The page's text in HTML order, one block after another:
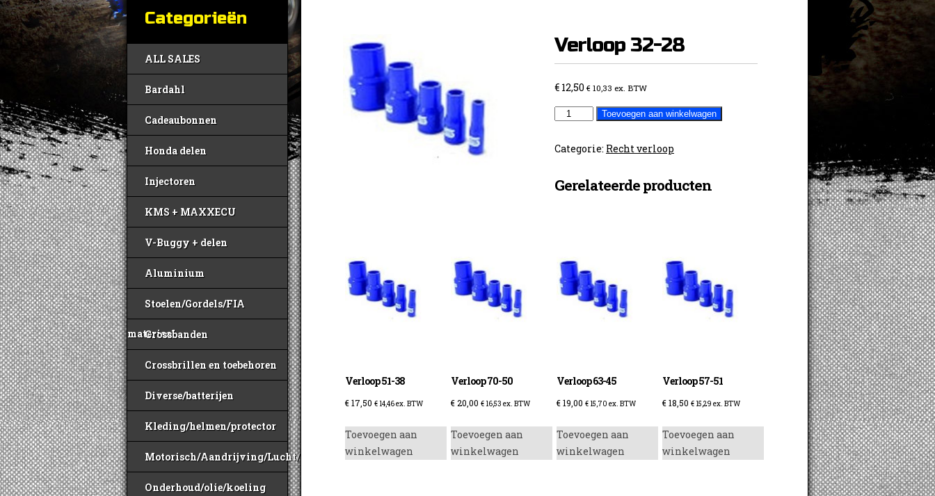
Categorieën
ALL SALES
Bardahl
Cadeaubonnen
Honda delen
Injectoren
KMS + MAXXECU
V-Buggy + delen
Aluminium
Stoelen/Gordels/FIA
materiaal
Crossbanden
Crossbrillen en toebehoren
Diverse/batterijen
Kleding/helmen/protector
Motorisch/Aandrijving/Lucht/Benzine
Onderhoud/olie/koeling
Verloop 32-28
€12,50 € 10,33 ex. BTW
Verloop
28
Toevoegen aan winkelwagen
Categorie: Recht verloop
Gerelateerde producten
Verloop 51-38
€17,50 € 14,46ex. BTW
Toevoegen aan
winkelwagen
Verloop 70-50
€20,00 € 16,53 ex. BTW
Toevoegen aan
winkelwagen
Verloop 63-45
€19,00 €15,70 ex. BTW
Toevoegen aan
winkelwagen
Verloop 57-51
€18,50 €15,29 ex. BTW
Toevoegen aan
winkelwagen